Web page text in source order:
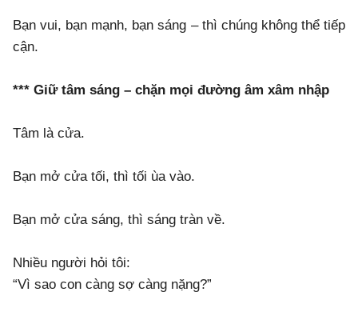
Bạn vui, bạn mạnh, bạn sáng – thì chúng không thể tiếp
cận.
*** Giữ tâm sáng – chặn mọi đường âm xâm nhập
Tâm là cửa.
Bạn mở cửa tối, thì tối ùa vào.
Bạn mở cửa sáng, thì sáng tràn về.
Nhiều người hỏi tôi:
“Vì sao con càng sợ càng nặng?”